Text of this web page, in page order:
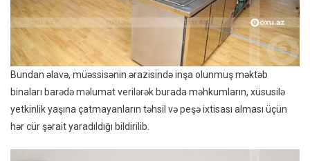
Bundan əlavə, müəssisənin ərazisində inşa olunmuş məktəb
binaları barədə məlumat verilərək burada məhkumların, xüsusilə
yetkinlik yaşına çatmayanların təhsil və peşə ixtisası alması üçün
hər cür şərait yaradıldığı bildirilib.